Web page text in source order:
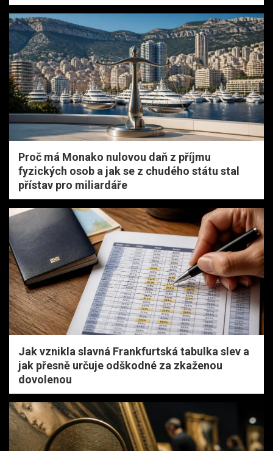
Proč má Monako nulovou daň z příjmu
fyzických osob a jak se z chudého státu stal
přístav pro miliardáře
Jak vznikla slavná Frankfurtská tabulka slev a
jak přesně určuje odškodné za zkaženou
dovolenou